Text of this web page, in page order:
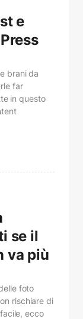
e
brani da
far
in questo
se il
va più
foto
rischiare di
ecco